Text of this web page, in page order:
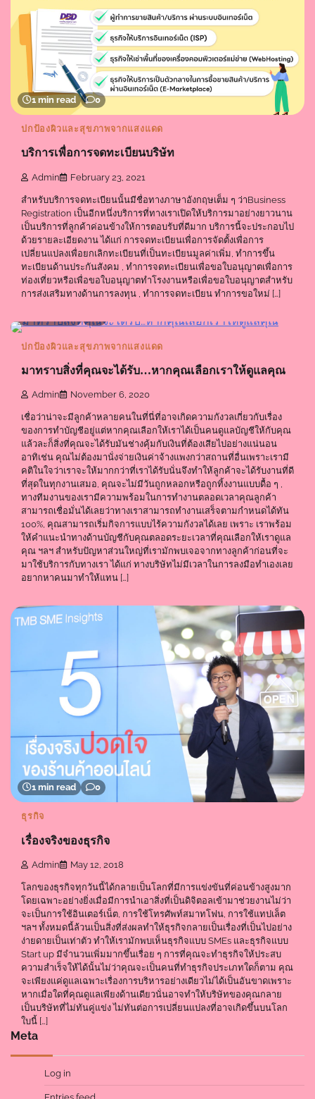
1 min read 0
ปกป้องผิวและสุขภาพจากแสงแดด
บริการเพื่อการจดทะเบียนบริษัท
Admin February 23, 2021
สำหรับบริการจดทะเบียนนั้นมีชื่อทางภาษาอังกฤษเต็ม ๆ ว่าBusiness
Registration เป็นอีกหนึ่งบริการที่ทางเราเปิดให้บริการมาอย่างยาวนาน
เป็นบริการที่ลูกค้าค่อนข้างให้การตอบรับที่ดีมาก บริการนี้จะประกอบไป
ด้วยรายละเอียดงาน ได้แก่ การจดทะเบียนเพื่อการจัดตั้งเพื่อการ
เปลี่ยนแปลงเพื่อยกเลิกทะเบียนที่เป็นทะเบียนมูลค่าเพิ่ม, ทำการขึ้น
ทะเบียนด้านประกันสังคม , ทำการจดทะเบียนเพื่อขอใบอนุญาตเพื่อการ
ท่องเที่ยวหรือเพื่อขอใบอนุญาตทำโรงงานหรือเพื่อขอใบอนุญาตสำหรับ
การส่งเสริมทางด้านการลงทุน , ทำการจดทะเบียน ทำการขอใหม่ […]
ปกป้องผิวและสุขภาพจากแสงแดด
มาทราบสิ่งที่คุณจะได้รับ…หากคุณเลือกเราให้ดูแลคุณ
Admin November 6, 2020
เชื่อว่าน่าจะมีลูกค้าหลายคนในที่นี่ที่อาจเกิดความกังวลเกี่ยวกับเรื่อง
ของการทำบัญชีอยู่แต่หากคุณเลือกให้เราได้เป็นคนดูแลบัญชีให้กับคุณ
แล้วละก็สิ่งที่คุณจะได้รับมันช่างคุ้มกับเงินที่ต้องเสียไปอย่างแน่นอน
อาทิเช่น คุณไม่ต้องมานั่งจ่ายเงินค่าจ้างแพงกว่าสถานที่อื่นเพราะเรามี
คติในใจว่าเราจะให้มากกว่าที่เราได้รับนั่นจึงทำให้ลูกค้าจะได้รับงานที่ดี
ที่สุดในทุกงานเสมอ, คุณจะไม่มีวันถูกหลอกหรือถูกทิ้งงานแบบดื้อ ๆ ,
ทางทีมงานของเรามีความพร้อมในการทำงานตลอดเวลาคุณลูกค้า
สามารถเชื่อมั่นได้เลยว่าทางเราสามารถทำงานเสร็จตามกำหนดได้ทัน
100%, คุณสามารถเริ่มกิจการแบบไร้ความกังวลได้เลย เพราะ เราพร้อม
ให้คำแนะนำทางด้านบัญชีกับคุณตลอดระยะเวลาที่คุณเลือกให้เราดูแล
คุณ ฯลฯ สำหรับปัญหาส่วนใหญ่ที่เรามักพบเจอจากทางลูกค้าก่อนที่จะ
มาใช้บริการกับทางเรา ได้แก่ ทางบริษัทไม่มีเวลาในการลงมือทำเองเลย
อยากหาคนมาทำให้แทน […]
1 min read 0
ธุรกิจ
เรื่องจริงของธุรกิจ
Admin May 12, 2018
โลกของธุรกิจทุกวันนี้ได้กลายเป็นโลกที่มีการแข่งขันที่ค่อนข้างสูงมาก
โดยเฉพาะอย่างยิ่งเมื่อมีการนำเอาสิ่งที่เป็นดิจิตอลเข้ามาช่วยงานไม่ว่า
จะเป็นการใช้อินเตอร์เน็ต, การใช้โทรศัพท์สมาทโฟน, การใช้แทปเล็ต
ฯลฯ ทั้งหมดนี้ล้วนเป็นสิ่งที่ส่งผลทำให้ธุรกิจกลายเป็นเรื่องที่เป็นไปอย่าง
ง่ายดายเป็นเท่าตัว ทำให้เรามักพบเห็นธุรกิจแบบ SMEs และธุรกิจแบบ
Start up มีจำนวนเพิ่มมากขึ้นเรื่อย ๆ การที่คุณจะทำธุรกิจให้ประสบ
ความสำเร็จให้ได้นั้นไม่ว่าคุณจะเป็นคนที่ทำธุรกิจประเภทใดก็ตาม คุณ
จะเพียงแค่ดูแลเฉพาะเรื่องการบริหารอย่างเดียวไม่ได้เป็นอันขาดเพราะ
หากเมื่อใดที่คุณดูแลเพียงด้านเดียวนั่นอาจทำให้บริษัทของคุณกลาย
เป็นบริษัทที่ไม่ทันคู่แข่ง ไม่ทันต่อการเปลี่ยนแปลงที่อาจเกิดขึ้นบนโลก
ใบนี้ […]
Meta
Log in